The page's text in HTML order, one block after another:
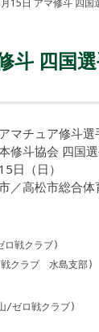
15日 アマ修斗 四国
斗 四国
マチュア修斗
修斗協会 四国
日（日）
／高松市総合
戦クラブ)
クラブ 水島支部)
ロ戦クラブ)